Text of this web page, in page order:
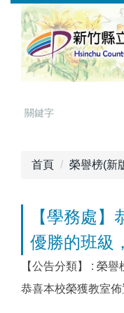
首頁 榮譽榜(新
【學務處
優勝的班級
【公告分類】 : 榮譽
恭喜本校榮獲教室